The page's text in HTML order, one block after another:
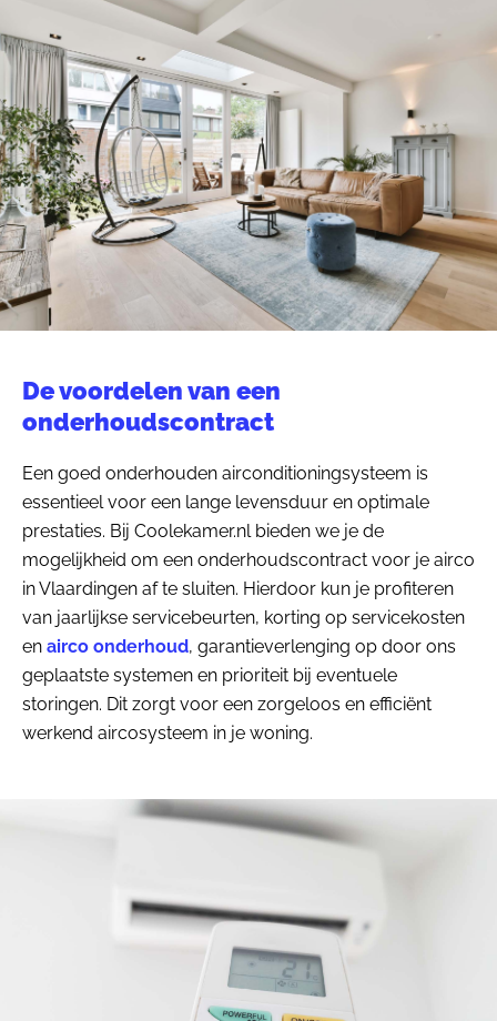
De voordelen van een
onderhoudscontract
Een goed onderhouden airconditioningsysteem is
essentieel voor een lange levensduur en optimale
prestaties. Bij Coolekamer.nl bieden we je de
mogelijkheid om een onderhoudscontract voor je airco
in Vlaardingen af te sluiten. Hierdoor kun je profiteren
van jaarlijkse servicebeurten, korting op servicekosten
en airco onderhoud, garantieverlenging op door ons
geplaatste systemen en prioriteit bij eventuele
storingen. Dit zorgt voor een zorgeloos en efficiënt
werkend aircosysteem in je woning.